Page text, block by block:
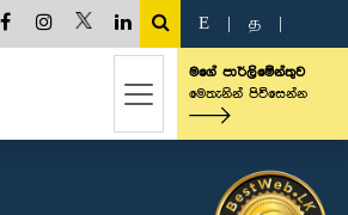
E த
මගේ පාර්ලිමේන්තුව
මෙතැනින් පිවිසෙන්න